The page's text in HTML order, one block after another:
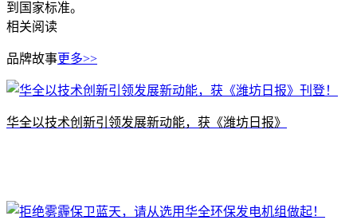
到国家标准。
相关阅读
品牌故事更多>>
​华全以技术创新引领发展新动能，获《潍坊日报》